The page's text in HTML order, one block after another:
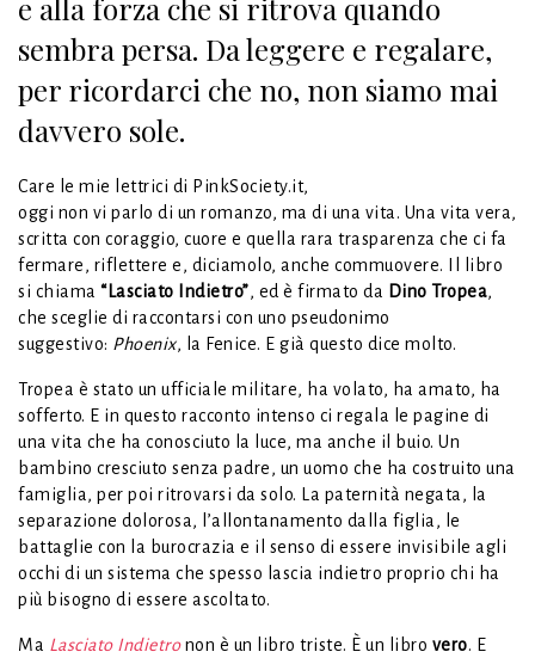
e alla forza che si ritrova quando
sembra persa. Da leggere e regalare,
per ricordarci che no, non siamo mai
davvero sole.
Care le mie lettrici di PinkSociety.it,
oggi non vi parlo di un romanzo, ma di una vita. Una vita vera,
scritta con coraggio, cuore e quella rara trasparenza che ci fa
fermare, riflettere e, diciamolo, anche commuovere. Il libro
si chiama “Lasciato Indietro”, ed è firmato da Dino Tropea,
che sceglie di raccontarsi con uno pseudonimo
suggestivo: Phoenix, la Fenice. E già questo dice molto.
Tropea è stato un ufficiale militare, ha volato, ha amato, ha
sofferto. E in questo racconto intenso ci regala le pagine di
una vita che ha conosciuto la luce, ma anche il buio. Un
bambino cresciuto senza padre, un uomo che ha costruito una
famiglia, per poi ritrovarsi da solo. La paternità negata, la
separazione dolorosa, l’allontanamento dalla figlia, le
battaglie con la burocrazia e il senso di essere invisibile agli
occhi di un sistema che spesso lascia indietro proprio chi ha
più bisogno di essere ascoltato.
Ma Lasciato Indietronon è un libro triste. È un libro vero. E